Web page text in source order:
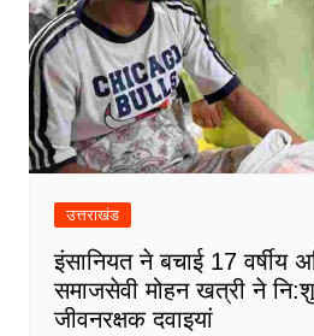
उत्तराखंड
इंसानियत ने बचाई 17 वर्षीय
समाजसेवी मोहन खत्री ने
जीवनरक्षक दवाइयां